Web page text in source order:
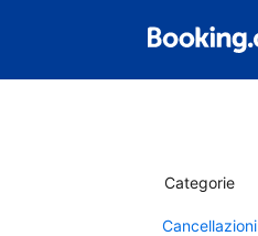
Categorie
Cancellazioni